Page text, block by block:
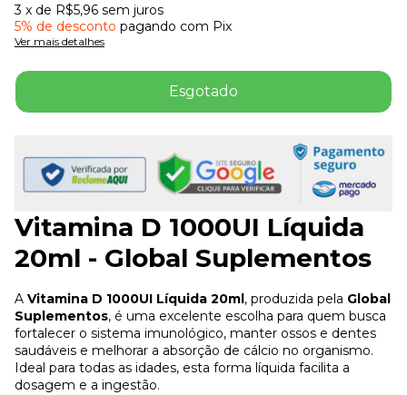
3 x de R$5,96 sem juros
5% de desconto pagando com Pix
Ver mais detalhes
Vitamina D 1000UI Líquida
20ml - Global Suplementos
A Vitamina D 1000UI Líquida 20ml, produzida pela Global
Suplementos, é uma excelente escolha para quem busca
fortalecer o sistema imunológico, manter ossos e dentes
saudáveis e melhorar a absorção de cálcio no organismo.
Ideal para todas as idades, esta forma líquida facilita a
dosagem e a ingestão.